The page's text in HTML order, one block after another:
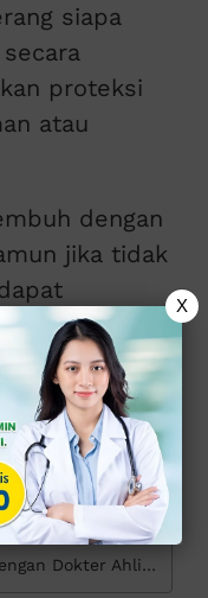
siapa
proteksi
atau
dengan
jika tidak
serius pada
DI SINI<<
Ahli di Klinik Apollo
X